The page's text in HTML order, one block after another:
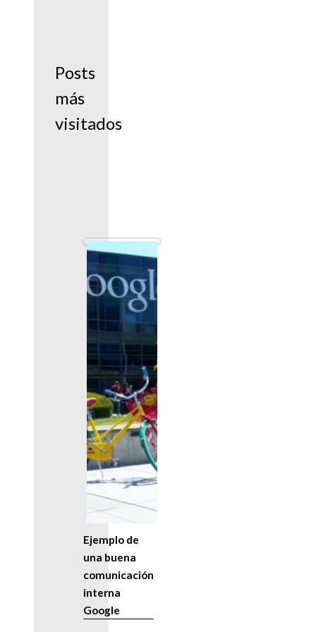
Posts
más
visitados
Ejemplo de
una buena
comunicación
interna
Google